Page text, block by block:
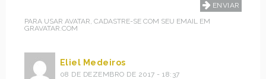
PARA USAR AVATAR, CADASTRE-SE COM SEU EMAIL EM
GRAVATAR.COM
Eliel Medeiros
08 DE DEZEMBRO DE 2017 - 18:37